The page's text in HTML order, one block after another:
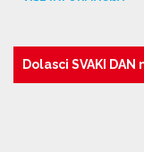
Dolasci SVAKI